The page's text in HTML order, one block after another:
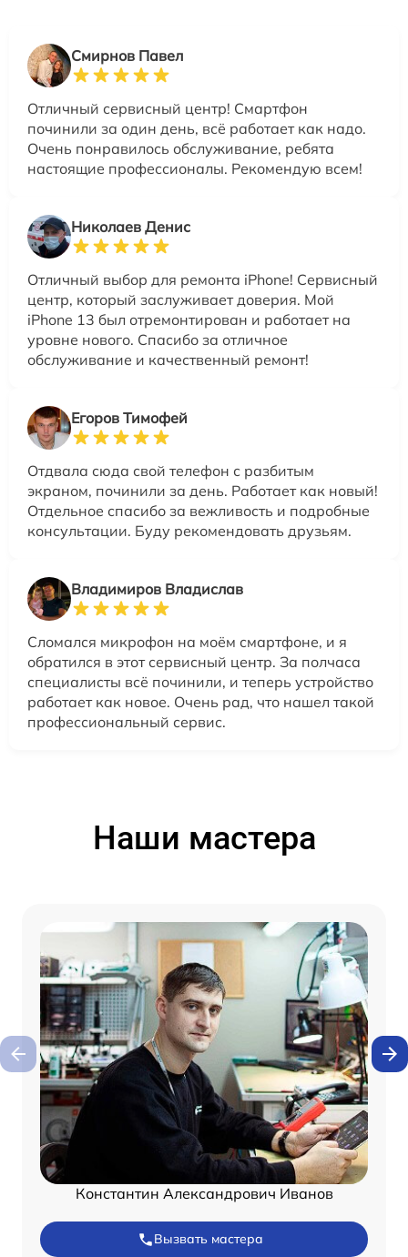
Смирнов Павел
Отличный сервисный центр! Смартфон
починили за один день, всё работает как надо.
Очень понравилось обслуживание, ребята
настоящие профессионалы. Рекомендую всем!
Николаев Денис
Отличный выбор для ремонта iPhone! Сервисный
центр, который заслуживает доверия. Мой
iPhone 13 был отремонтирован и работает на
уровне нового. Спасибо за отличное
обслуживание и качественный ремонт!
Егоров Тимофей
Отдвала сюда свой телефон с разбитым
экраном, починили за день. Работает как новый!
Отдельное спасибо за вежливость и подробные
консультации. Буду рекомендовать друзьям.
Владимиров Владислав
Сломался микрофон на моём смартфоне, и я
обратился в этот сервисный центр. За полчаса
специалисты всё починили, и теперь устройство
работает как новое. Очень рад, что нашел такой
профессиональный сервис.
Наши мастера
Константин Александрович Иванов
Вызвать мастера